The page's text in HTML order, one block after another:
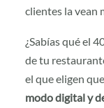
clientes la vean
¿Sabías qué el
de tu
el que eligen
modo digital y